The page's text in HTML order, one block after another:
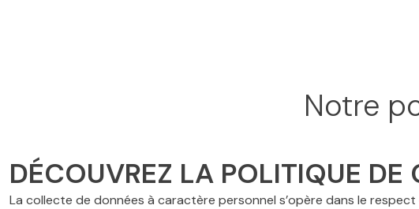
Notre
DÉCOUVREZ LA POLITIQUE DE
La collecte de données à caractère personnel s’opère dans le respect